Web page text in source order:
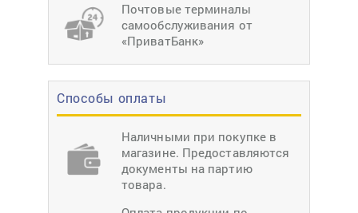
Почтовые терминалы
самообслуживания от
«ПриватБанк»
Способы оплаты
Наличными при покупке в
магазине. Предоставляются
документы на партию
товара.